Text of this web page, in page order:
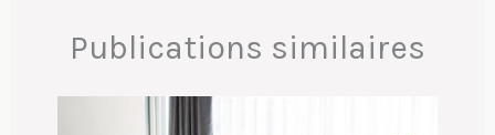
Publications similaires